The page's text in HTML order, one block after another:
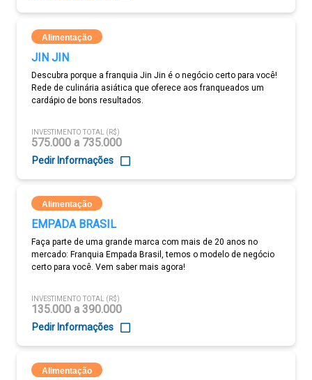
Alimentação
JIN JIN
Descubra porque a franquia Jin Jin é o negócio certo para você!
Rede de culinária asiática que oferece aos franqueados um
cardápio de bons resultados.
INVESTIMENTO TOTAL (R$)
575.000 a 735.000
Pedir Informações
Alimentação
EMPADA BRASIL
Faça parte de uma grande marca com mais de 20 anos no
mercado: Franquia Empada Brasil, temos o modelo de negócio
certo para você. Vem saber mais agora!
INVESTIMENTO TOTAL (R$)
135.000 a 390.000
Pedir Informações
Alimentação